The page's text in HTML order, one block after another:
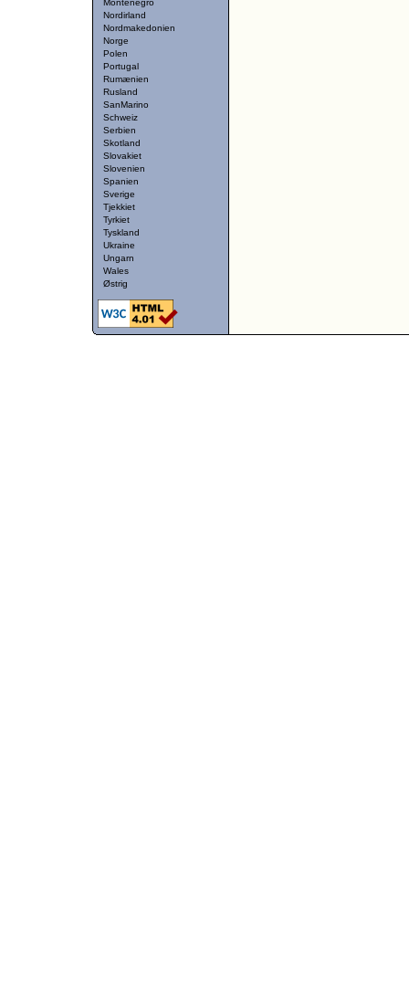
Montenegro
Nordirland
Nordmakedonien
Norge
Polen
Portugal
Rumænien
Rusland
SanMarino
Schweiz
Serbien
Skotland
Slovakiet
Slovenien
Spanien
Sverige
Tjekkiet
Tyrkiet
Tyskland
Ukraine
Ungarn
Wales
Østrig